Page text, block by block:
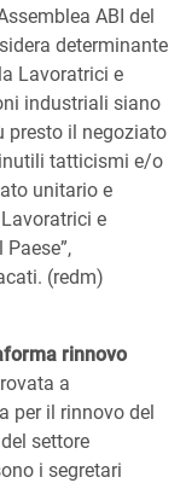
ABI del
determinante
Lavoratrici e
industriali siano
presto il negoziato
tatticismi e/o
unitario e
e
(redm)
rinnovo
a
per il rinnovo del
settore
i segretari